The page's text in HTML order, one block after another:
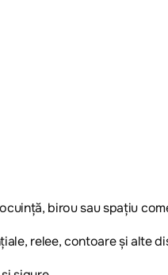
birou sau spațiu
relee, contoare și alte